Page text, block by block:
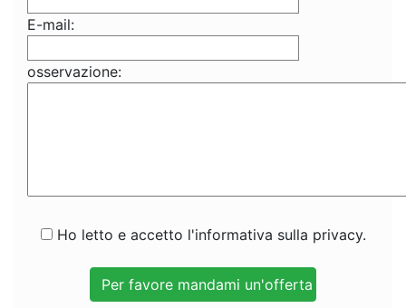
E-mail:
osservazione:
Ho letto e accetto l'informativa sulla privacy.